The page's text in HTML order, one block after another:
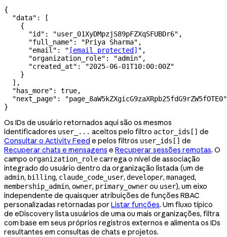
{
  "data"
: [
    {
      "id"
: "user_01XyDMpzjS89pFZXqSFUBDr6" ,
      "full_name"
: "Priya Sharma" ,
      "email"
: " [email protected] " ,
      "organization_role"
: "admin" ,
      "created_at"
:
"2025-06-01T10:00:00Z"
    }
  ],
  "has_more"
: true,
  "next_page"
:
"page_8aW5kZXgicG9zaXRpb25fdG9rZW5fOTE0"
}
Os IDs de usuário retornados aqui são os mesmos
identificadores user_... aceitos pelo filtro actor_ids[] de
Consultar o Activity Feed e pelos filtros user_ids[] de
Recuperar chats e mensagens e Recuperar sessões remotas. O
campo organization_rolecarrega o nível de associação
integrado do usuário dentro da organização listada (um de
admin, billing, claude_code_user, developer, managed,
membership_admin, owner, primary_ownerou user), um eixo
independente de quaisquer atribuições de funções RBAC
personalizadas retornadas por Listar funções. Um fluxo típico
de eDiscovery lista usuários de uma ou mais organizações, filtra
com base em seus próprios registros externos e alimenta os IDs
resultantes em consultas de chats e projetos.